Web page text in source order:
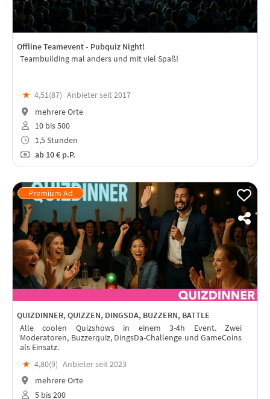
Offline Teamevent - Pubquiz Night!
Teambuilding mal anders und mit viel Spaß!
★ 4,51(87) Anbieter seit 2017
mehrere Orte
10 bis 500
1,5 Stunden
ab10 € p.P.
QUIZDINNER, QUIZZEN, DINGSDA, BUZZERN, BATTLE
Alle coolen Quizshows in einem 3-4h Event. Zwei
Moderatoren, Buzzerquiz, DingsDa-Challenge und GameCoins
als Einsatz.
★ 4,80(9) Anbieter seit 2023
mehrere Orte
5 bis 200